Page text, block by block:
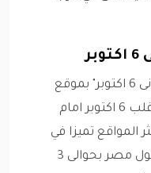
ويقع مشروع هايد بارك اكتوبر "تاونى 6 اكتوبر" بموقع
المواقع تميزا في
و يبعد تاوني كمبوند عن مول مصر بحوالى 3